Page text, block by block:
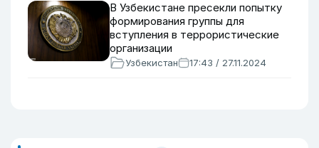
В Узбекистане пресекли попытку
формирования группы для
вступления в террористические
организации
Узбекистан 17:43 / 27.11.2024